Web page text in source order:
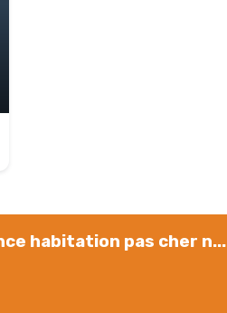
habitation pas cher n...